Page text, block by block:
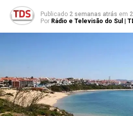
Publicado 2 semanas atrás em
Por Rádio e Televisão do Sul |